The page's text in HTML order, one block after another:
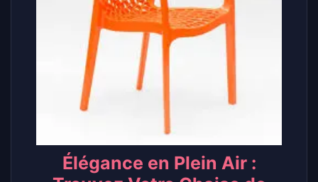
Élégance en Plein Air :